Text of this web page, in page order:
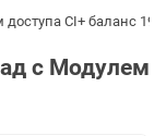
CI+ баланс 199
с Модулем